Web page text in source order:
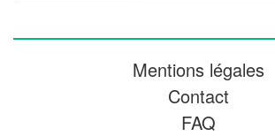
Mentions légales
Contact
FAQ